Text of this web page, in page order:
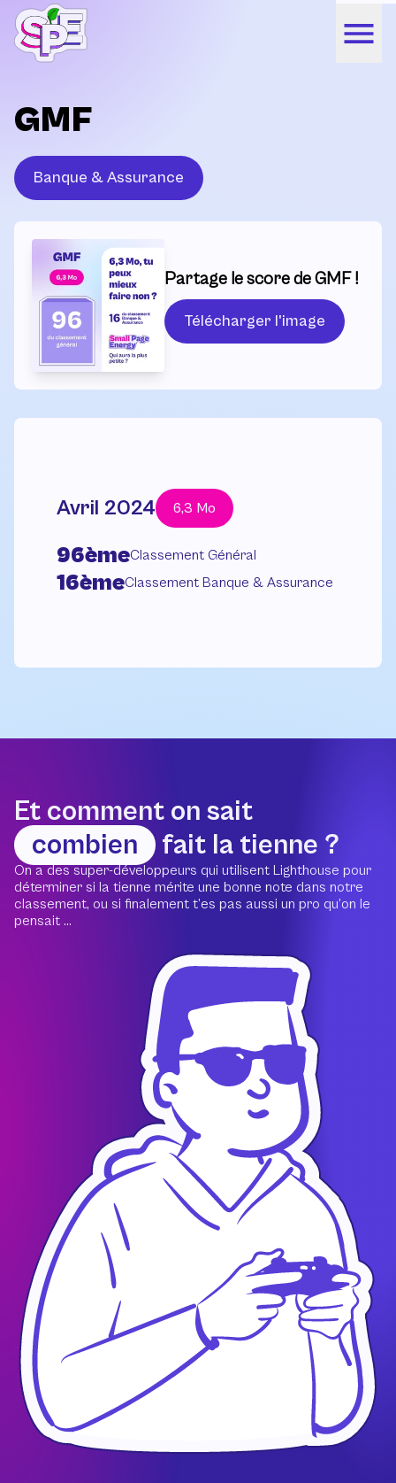
GMF
Banque & Assurance
Partage le score de GMF !
Télécharger l'image
Avril 2024 6,3 Mo
96èmeClassement Général
16èmeClassement Banque & Assurance
Et comment on sait
combien
fait la tienne ?
On a des super-développeurs qui utilisent Lighthouse pour
déterminer si la tienne mérite une bonne note dans notre
classement, ou si finalement t’es pas aussi un pro qu’on le
pensait ...